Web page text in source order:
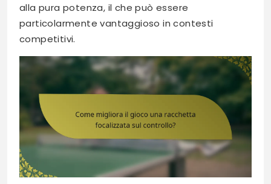
alla pura potenza, il che può essere
particolarmente vantaggioso in contesti
competitivi.